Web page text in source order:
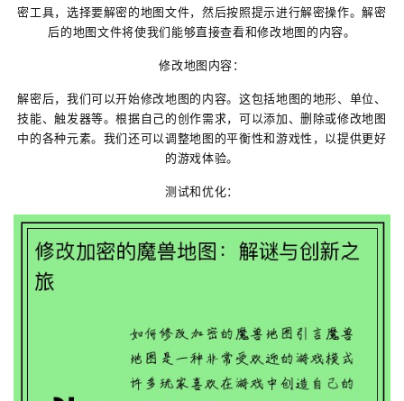
密工具，选择要解密的地图文件，然后按照提示进行解密操作。解密
后的地图文件将使我们能够直接查看和修改地图的内容。
修改地图内容：
解密后，我们可以开始修改地图的内容。这包括地图的地形、单位、
技能、触发器等。根据自己的创作需求，可以添加、删除或修改地图
中的各种元素。我们还可以调整地图的平衡性和游戏性，以提供更好
的游戏体验。
测试和优化：